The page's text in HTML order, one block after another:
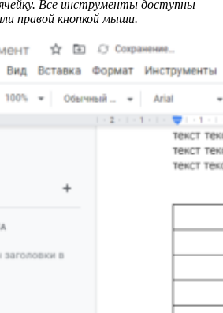
Все инструменты доступны
правой кнопкой мыши.